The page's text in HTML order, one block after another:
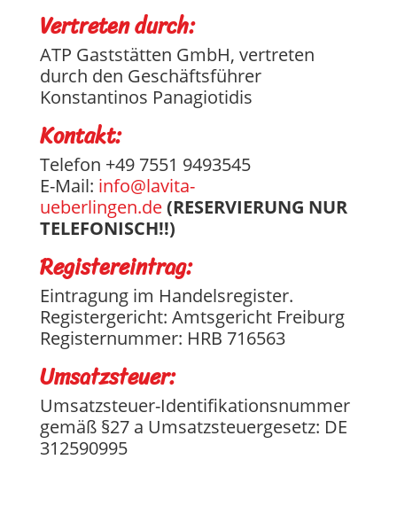
Vertreten durch:
ATP Gaststätten GmbH, vertreten
durch den Geschäftsführer
Konstantinos Panagiotidis
Kontakt:
Telefon +49 7551 9493545
E-Mail: info@lavita-
ueberlingen.de(RESERVIERUNG NUR
TELEFONISCH!!)
Registereintrag:
Eintragung im Handelsregister.
Registergericht: Amtsgericht Freiburg
Registernummer: HRB 716563
Umsatzsteuer:
Umsatzsteuer-Identifikationsnummer
gemäß §27 a Umsatzsteuergesetz: DE
312590995